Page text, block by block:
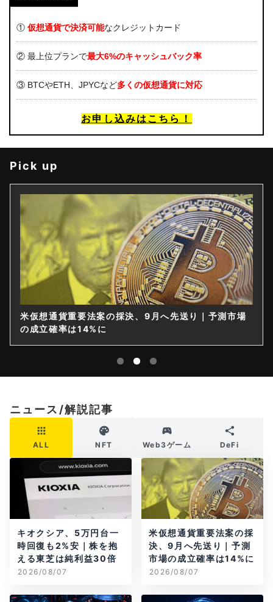
① 仮想通貨で決済可能なクレジットカード
② 最上位プランで最大6%のキャッシュバック率
③ BTCやETH、JPYCなど多くの仮想通貨に対応
お申し込みはこちら！
Pick up
重要法案の採決、9月へ先送り｜予測市場
率は14%に
仮想通貨は
ニュース/解説記事
ALL NFT Web3ゲーム DeFi
キオクシア、5万円台一
時回復も2%安｜株を抱
える東芝は純利益30倍
2026/08/07
米仮想通貨重要法案の採
決、9月へ先送り｜予測
市場の成立確率は14%に
2026/08/07